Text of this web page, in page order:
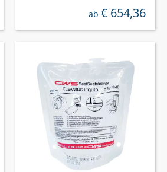
regulärer preis:
ab € 654,36